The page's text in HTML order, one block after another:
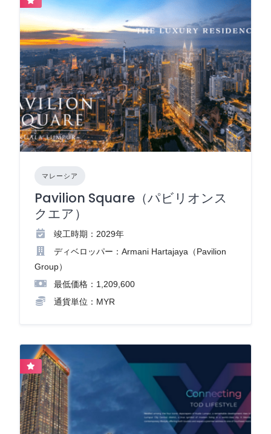
マレーシア
Pavilion Square（パビリオンス
クエア）
竣工時期：2029年
ディベロッパー：Armani Hartajaya（Pavilion
Group）
最低価格：1,209,600
通貨単位：MYR